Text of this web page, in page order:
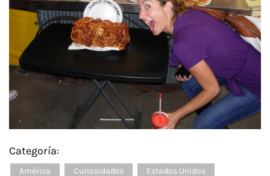
Categoría:
América Curiosidades Estados Unidos